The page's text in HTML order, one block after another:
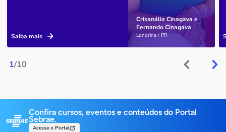
1/10
Crisanália Cinagava e
Fernando Cinagava
Londrina / PR
Saiba mais
Confira cursos, eventos e conteúdos do Portal
Sebrae.
Acesse o Portal